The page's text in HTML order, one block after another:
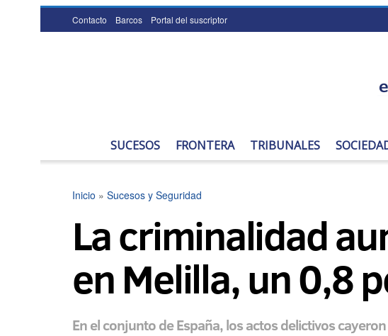
Contacto Barcos Portal del suscriptor
SUCESOS FRONTERA TRIBUNALES
Inicio » Sucesos y Seguridad
La criminalidad
en Melilla, un 0,8
En el conjunto de España, los actos delictivos